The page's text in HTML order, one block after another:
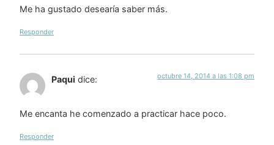
Me ha gustado desearía saber más.
Responder
Paqui dice: octubre 14, 2014 a las 1:08 pm
Me encanta he comenzado a practicar hace poco.
Responder